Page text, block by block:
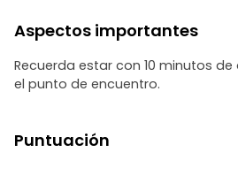
Aspectos importantes
Recuerda estar con 10 minutos
el punto de encuentro.
Puntuación